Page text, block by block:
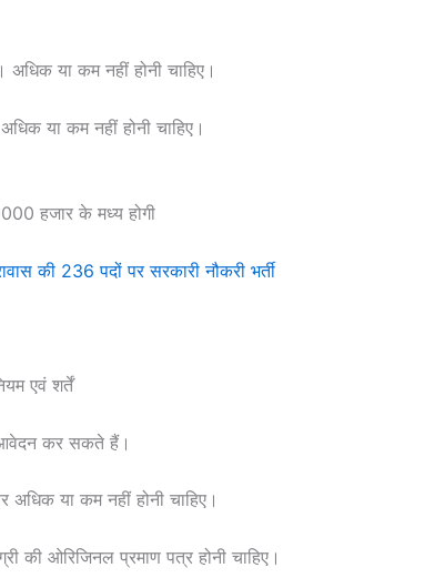
या कम नहीं होनी चाहिए।
या कम नहीं होनी चाहिए।
हजार के मध्य होगी
की 236 पदों पर सरकारी नौकरी भर्ती
एवं शर्तें
आवेदन कर सकते हैं।
या कम नहीं होनी चाहिए।
की ओरिजिनल प्रमाण पत्र होनी चाहिए।